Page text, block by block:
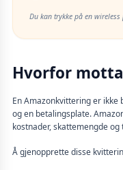
Du kan trykke på en
Hvorfor
En Amazonkvittering er ikke
og en betalingsplate.
kostnader, skattemengde
Å gjenopprette disse